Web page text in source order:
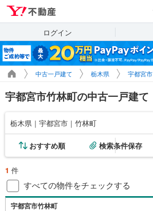
ログイン
中古一戸建て 栃木県 宇都宮市
宇都宮市竹林町の中古一戸建て
栃木県｜宇都宮市｜竹林町
おすすめ順 検索条件保存
1 件
すべての物件をチェックする
宇都宮市竹林町